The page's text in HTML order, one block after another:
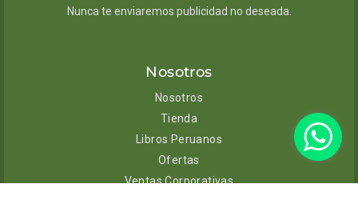
Nunca te enviaremos publicidad no deseada.
Nosotros
Nosotros
Tienda
Libros Peruanos
Ofertas
Ventas Corporativas